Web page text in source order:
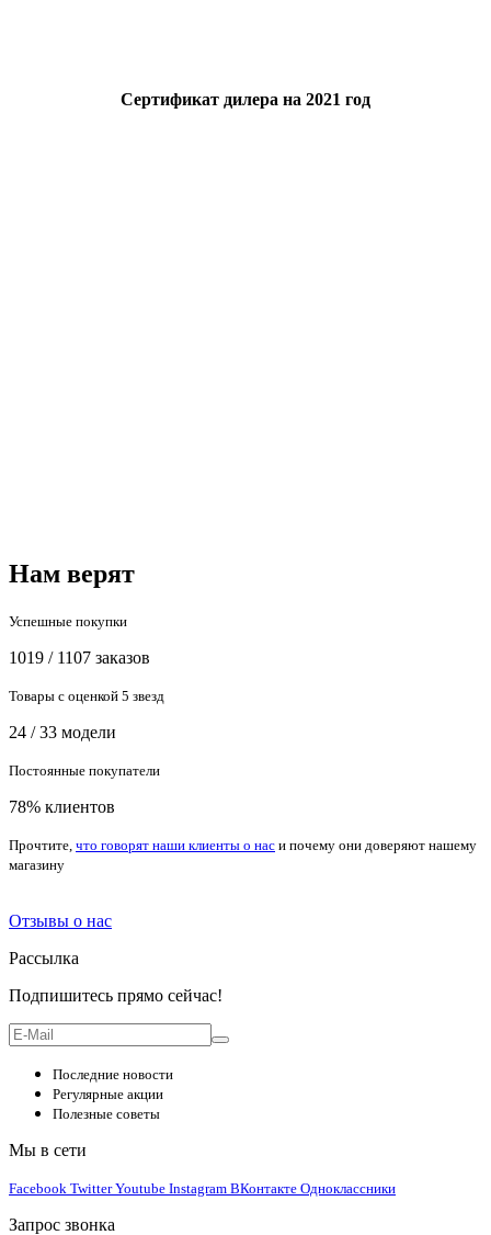
Сертификат дилера на 2021 год
Нам верят
Успешные покупки
1019 / 1107 заказов
Товары с оценкой 5 звезд
24 / 33 модели
Постоянные покупатели
78% клиентов
Прочтите, что говорят наши клиенты о нас и почему они доверяют нашему
магазину
Отзывы о нас
Рассылка
Подпишитесь прямо сейчас!
Последние новости
Регулярные акции
Полезные советы
Мы в сети
Facebook TwitterYoutube Instagram ВКонтакте Одноклассники
Запрос звонка